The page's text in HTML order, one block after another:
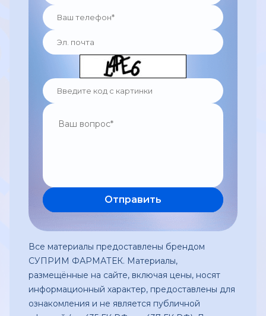
Все материалы предоставлены брендом
СУПРИМ ФАРМАТЕК. Материалы,
размещённые на сайте, включая цены, носят
информационный характер, предоставлены для
ознакомления и не является публичной